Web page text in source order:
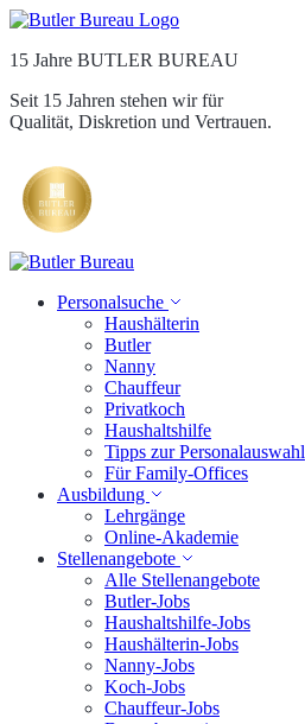
15 Jahre BUTLER BUREAU
Seit 15 Jahren stehen wir für
Qualität, Diskretion und Vertrauen.
Personalsuche
Haushälterin
Butler
Nanny
Chauffeur
Privatkoch
Haushaltshilfe
Tipps zur Personalauswahl
Für Family-Offices
Ausbildung
Lehrgänge
Online-Akademie
Stellenangebote
Alle Stellenangebote
Butler-Jobs
Haushaltshilfe-Jobs
Haushälterin-Jobs
Nanny-Jobs
Koch-Jobs
Chauffeur-Jobs